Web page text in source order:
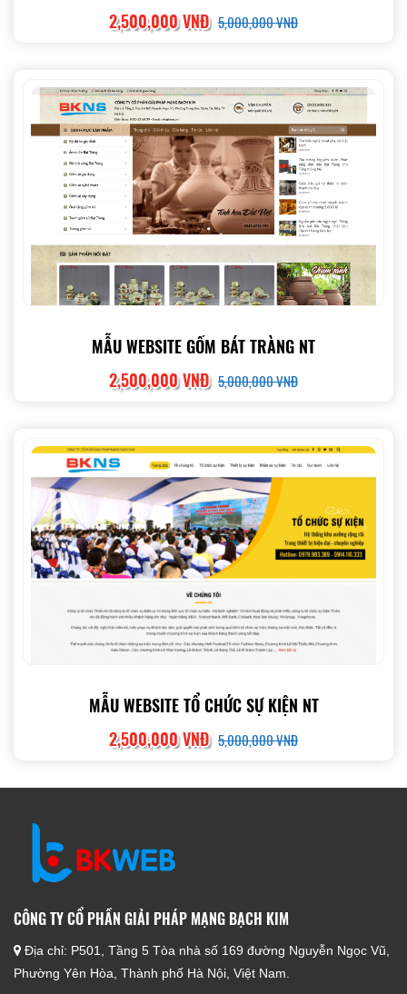
2,500,000 VNĐ 5,000,000 VNĐ
MẪU WEBSITE GỐM BÁT TRÀNG NT
2,500,000 VNĐ 5,000,000 VNĐ
MẪU WEBSITE TỔ CHỨC SỰ KIỆN NT
2,500,000 VNĐ 5,000,000 VNĐ
CÔNG TY CỔ PHẦN GIẢI PHÁP MẠNG BẠCH KIM
Địa chỉ: P501, Tầng 5 Tòa nhà số 169 đường Nguyễn Ngọc Vũ,
Phường Yên Hòa, Thành phố Hà Nội, Việt Nam.